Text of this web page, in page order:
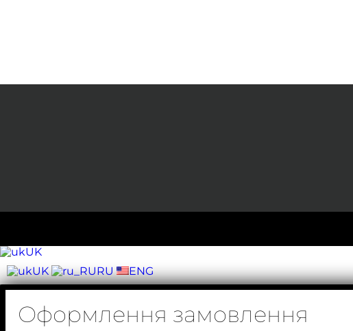
UK
UK
RU ENG
Оформлення замовлення